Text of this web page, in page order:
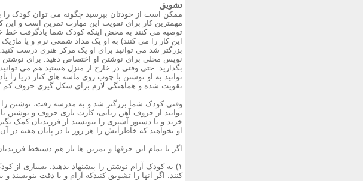
تشویق
ممکن است از خودتان بپرسید چگونه می توان کودک را
مهمترین کار برای تقویت این مهارت تمرین است و
توصیه می کنند به محض اینکه کودک شما یادگرفت خط
این کار را می کنند) به او یک مداد شمعی نرم و یا
بزرگتر شد می توانید برای او یک مرکز هنری درست
نویس محلی برای نوشتن او اختصاص دهید. برای نوشتن
بگذارید. حتی وقتی در خارج از منزل هستید هم می
توانید به او نوشتن با چوب روی ماسه های کنار دریا
تقویت شده و هماهنگی لازم برای شکل گیری حروف کم
وقتی کودک شما بزرگتر شد و به مدرسه رفت، نوشتن را
توانید از حروف آهن ربایی، کارت بازی حروف و نوشتن
خرید و یا دستور آشپزی را بنویسید از فرزندتان کمک
او بخواهید که خاطراتش را هر روز یا در پایان هفته در
اگر با تمام این حرفها و تمرین ها باز هم دستخط
۱) به کودک آرام نوشتن را پیشنهاد بدهید: بسیاری از
کنند. اگر آنها را تشویق کنیدکه آرام و با دقت